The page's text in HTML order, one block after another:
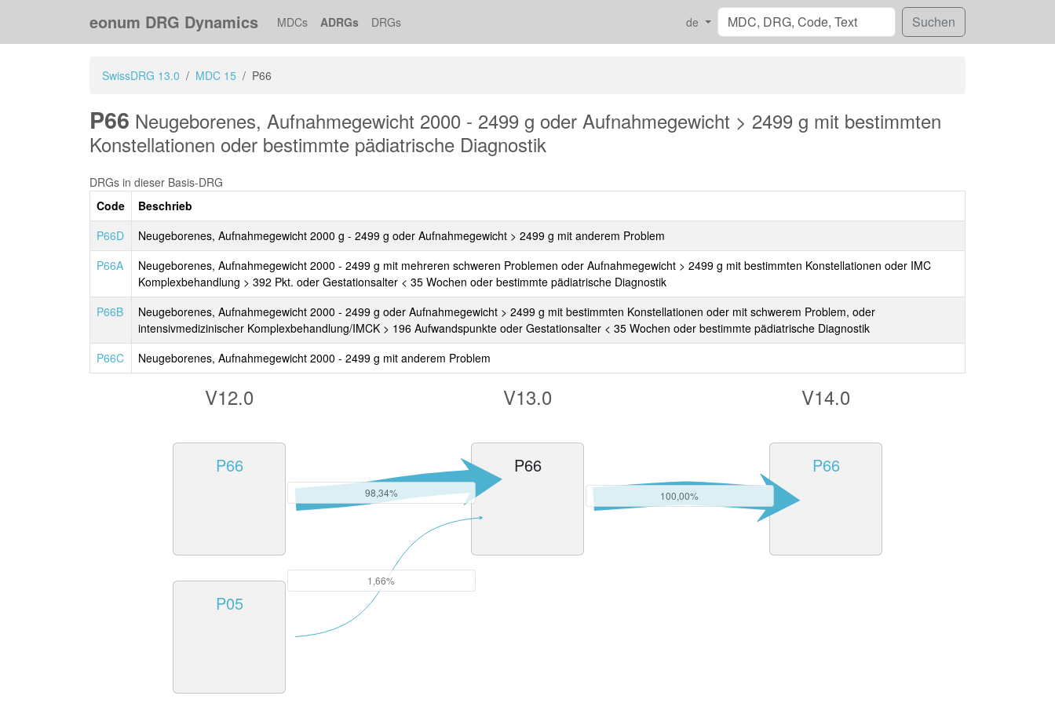
eonum DRG Dynamics MDCs ADRGs DRGs de
SwissDRG 13.0 MDC 15 P66
P66 Neugeborenes, Aufnahmegewicht 2000 - 2499 g oder Aufnahmegewicht > 2499 g mit bestimmten
Konstellationen oder bestimmte pädiatrische Diagnostik
DRGs in dieser Basis-DRG
Code
Beschrieb
P66D
Neugeborenes, Aufnahmegewicht 2000 g - 2499 g oder Aufnahmegewicht > 2499 g mit anderem Problem
P66A
Neugeborenes, Aufnahmegewicht 2000 - 2499 g mit mehreren schweren Problemen oder Aufnahmegewicht > 2499 g mit bestimmten Konstellationen oder IMC
Komplexbehandlung > 392 Pkt. oder Gestationsalter < 35 Wochen oder bestimmte pädiatrische Diagnostik
P66B
Neugeborenes, Aufnahmegewicht 2000 - 2499 g oder Aufnahmegewicht > 2499 g mit bestimmten Konstellationen oder mit schwerem Problem, oder
intensivmedizinischer Komplexbehandlung/IMCK > 196 Aufwandspunkte oder Gestationsalter < 35 Wochen oder bestimmte pädiatrische Diagnostik
P66C
Neugeborenes, Aufnahmegewicht 2000 - 2499 g mit anderem Problem
V12.0
P66
P05
V13.0
P66
V14.0
P66
98,34%
1,66%
100,00%